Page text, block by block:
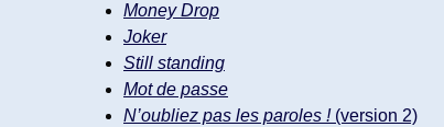
Money Drop
Joker
Still standing
Mot de passe
N’oubliez pas les paroles !(version 2)